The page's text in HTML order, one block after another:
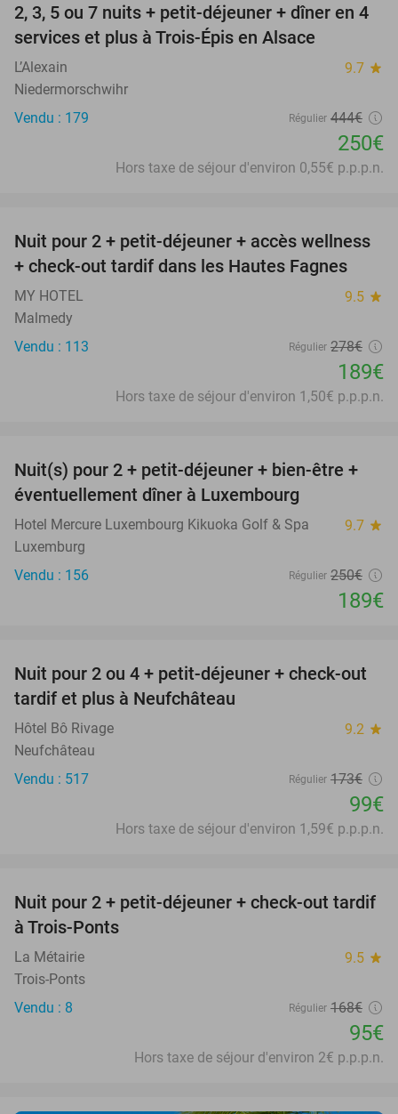
44%
2, 3, 5 ou 7 nuits + petit-déjeuner + dîner en 4
services et plus à Trois-Épis en Alsace
L’Alexain 9.7 star
Niedermorschwihr
Vendu : 179
Régulier 444€
250€
Hors taxe de séjour d'environ 0,55€ p.p.p.n.
32%
Nuit pour 2 + petit-déjeuner + accès wellness
+ check-out tardif dans les Hautes Fagnes
MY HOTEL 9.5 star
Malmedy
Vendu : 113
Régulier 278€
189€
Hors taxe de séjour d'environ 1,50€ p.p.p.n.
24%
Nuit(s) pour 2 + petit-déjeuner + bien-être +
éventuellement dîner à Luxembourg
Hotel Mercure Luxembourg Kikuoka Golf & Spa 9.7 star
Luxemburg
Vendu : 156
Régulier 250€
189€
43%
Nuit pour 2 ou 4 + petit-déjeuner + check-out
tardif et plus à Neufchâteau
Hôtel Bô Rivage 9.2 star
Neufchâteau
Vendu : 517
Régulier 173€
99€
Hors taxe de séjour d'environ 1,59€ p.p.p.n.
43%
Nuit pour 2 + petit-déjeuner + check-out tardif
à Trois-Ponts
La Métairie 9.5 star
Trois-Ponts
Vendu : 8
Régulier 168€
95€
Hors taxe de séjour d'environ 2€ p.p.p.n.